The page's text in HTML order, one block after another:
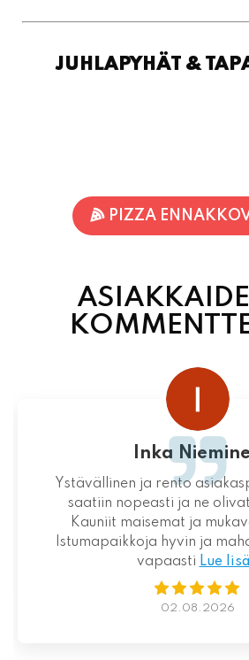
JUHLAPYHÄT &
PIZZA
Inka
Ystävällinen ja rento
saatiin nopeasti ja ne
Kauniit maisemat ja
Istumapaikkoja hyvin ja
vapaasti Lue
02.08.2026